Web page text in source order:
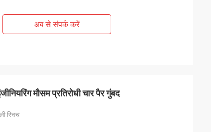
अब से संपर्क करें
मौसम प्रतिरोधी चार पैर गुंबद
स्विच